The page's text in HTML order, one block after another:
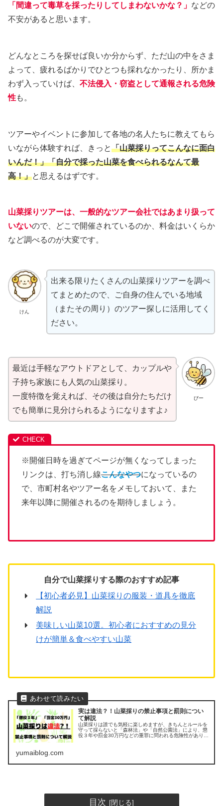
「間違って毒草を採ったりしてしまわないかな？」 などの
不安があると思います。
どんなところを探せば良いか分からず、ただ山の中をさま
よって、疲れるばかりでひとつも採れなかったり、所かま
わず入っていけば、 不法侵入 ・ 窃盗として通報される危険
性も。
ツアーやイベントに参加して各地の名人たちに教えてもら
いながら体験すれば、きっと「山菜採りってこんなに面白
いんだ！」「自分で採った山菜を食べられるなんて最
高！」と思えるはずです。
山菜採りツアーは、一般的なツアー会社ではあまり扱って
いないので、どこで開催されているのか、料金はいくらか
など調べるのが大変です。
けん
出来る限りたくさんの山菜採りツアーを調べ
てまとめたので、ご自身の住んでいる地域
（またその周り）のツアー探しに活用してく
ださい。
びー
最近は手軽なアウトドアとして、カップルや
子持ち家族にも人気の山菜採り。
一度特徴を覚えれば、その後は自分たちだけ
でも簡単に見分けられるようになりますよ♪
※開催日時を過ぎてページが無くなってしまった
リンクは、打ち消し線こんなやつになっているの
で、市町村名やツアー名をメモしておいて、また
来年以降に開催されるのを期待しましょう。
自分で山菜採りする際のおすすめ記事
【初心者必見】山菜採りの服装・道具を徹底
解説
美味しい山菜10選。初心者におすすめの見分
けが簡単＆食べやすい山菜
実は違法？！山菜採りの禁止事項と罰則につい
て解説
山菜採りは誰でも気軽に楽しめますが、きちんとルールを
守って採らないと「森林法」や「自然公園法」により、懲
役３年や罰金30万円などの重罪に問われる危険性がありま
yumaiblog.com
目次